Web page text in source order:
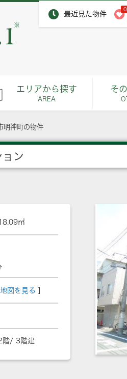
最近見た物件
0
※
エリアから探す
AREA
そ
明神町の物件
ン
18.09㎡
地図を見る
階/ 3階建